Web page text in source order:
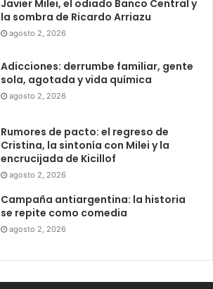
Javier Milei, el odiado Banco Central y
la sombra de Ricardo Arriazu
agosto 2, 2026
Adicciones: derrumbe familiar, gente
sola, agotada y vida química
agosto 2, 2026
Rumores de pacto: el regreso de
Cristina, la sintonía con Milei y la
encrucijada de Kicillof
agosto 2, 2026
Campaña antiargentina: la historia
se repite como comedia
agosto 2, 2026